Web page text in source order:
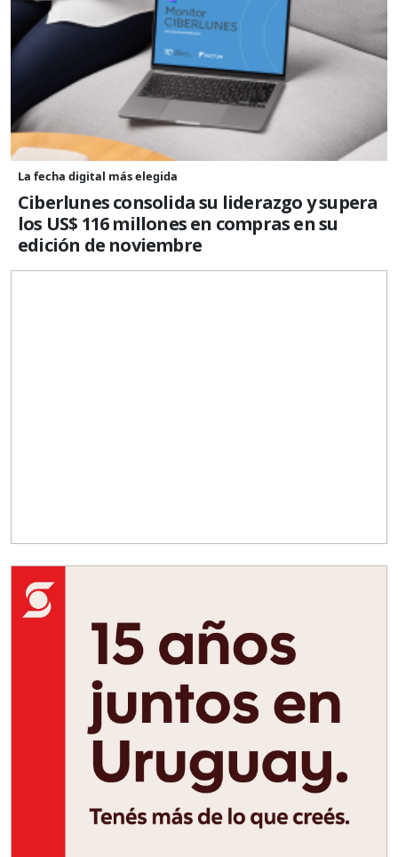
La fecha digital más elegida
Ciberlunes consolida su liderazgo y supera
los US$ 116 millones en compras en su
edición de noviembre